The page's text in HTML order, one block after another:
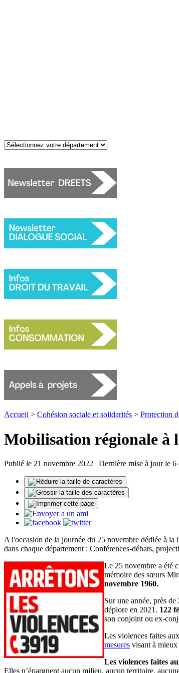
Accueil > Cohésion sociale et solidarités > Protection
Mobilisation régionale à
Publié le 21 novembre 2022 | Dernière mise à jour le 6
A l'occasion de la journée du 25 novembre dédiée à
dans chaque département : Conférences-débats,
Le 25 novembre a été
mémoire des sœurs
novembre 1960.
Sur une année, près de
déplore en 2021. 122
son conjoint ou ex-
Les violences faites
mesures visant à
Les violences faites
Elles n’épargnent aucun milieu, aucun territoire,